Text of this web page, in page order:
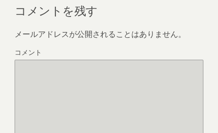
コメントを残す
メールアドレスが公開されることはありません。
コメント